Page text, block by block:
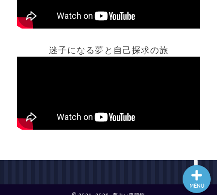
迷子になる夢と自己探求の旅
MENU
ホーム
最新記事動画